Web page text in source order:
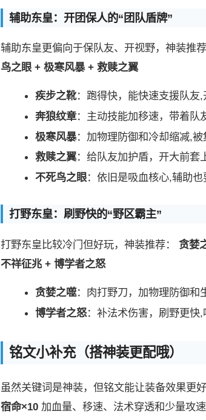
辅助东皇：开团保人的“团队盾牌”
辅助东皇更偏向于保队友、开视野，神装推荐
鸟之眼 + 极寒风暴 + 救赎之翼
疾步之靴：跑得快，能快速支援队友,
奔狼纹章：主动技能加移速，带着队
极寒风暴：加物理防御和冷却缩减,被
救赎之翼：给队友加护盾，开大前套
不死鸟之眼：依旧是吸血核心,辅助也
打野东皇：刷野快的“野区霸主”
打野东皇比较冷门但好玩，神装推荐： 贪婪
不祥征兆 + 博学者之怒
贪婪之噬：肉打野刀，加物理防御和
博学者之怒：补法术伤害，刷野更快,
铭文小补充（搭神装更配哦）
虽然关键词是神装，但铭文能让装备效果更
宿命×10 加血量、移速、法术穿透和少量攻